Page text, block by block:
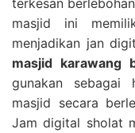
masjid ini
menjadikan jan
masjid karawang
gunakan sebagai
masjid secara
Jam digital sholat